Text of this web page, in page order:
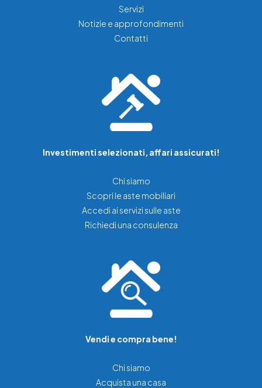
Servizi
Notizie e approfondimenti
Contatti
Investimenti selezionati, affari assicurati!
Chi siamo
Scopri le aste mobiliari
Accedi ai servizi sulle aste
Richiedi una consulenza
Vendi e compra bene!
Chi siamo
Acquista una casa